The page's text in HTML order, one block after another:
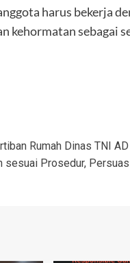
harus bekerja
kehormatan sebagai
Rumah Dinas TNI AD
sesuai Prosedur,